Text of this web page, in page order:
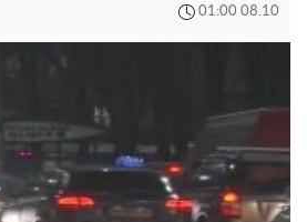
01:00 08.10